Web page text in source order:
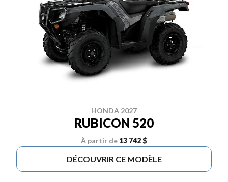
HONDA 2027
RUBICON 520
À partir de 13 742 $
DÉCOUVRIR CE MODÈLE